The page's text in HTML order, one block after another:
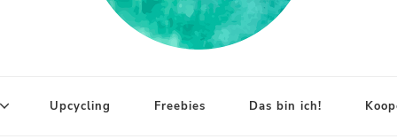
Upcycling Freebies Das bin ich!